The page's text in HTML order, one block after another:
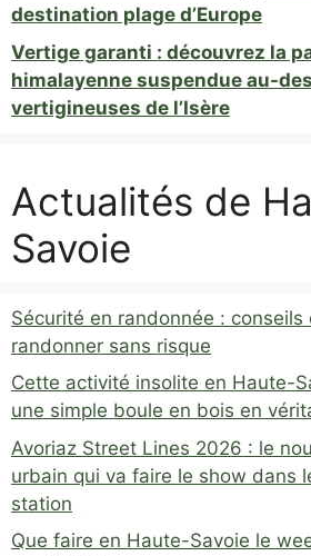
destination plage d’Europe
Vertige garanti : découvrez la
himalayenne suspendue au-
vertigineuses de l’Isère
Actualités de
Savoie
Sécurité en randonnée : conseils
randonner sans risque
Cette activité insolite en Haute-
une simple boule en bois en
Avoriaz Street Lines 2026 : le
urbain qui va faire le show dans
station
Que faire en Haute-Savoie le